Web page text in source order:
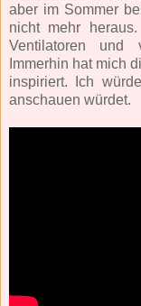
aber im Sommer
nicht mehr
Ventilatoren und
Immerhin hat mich
inspiriert. Ich
anschauen würdet.